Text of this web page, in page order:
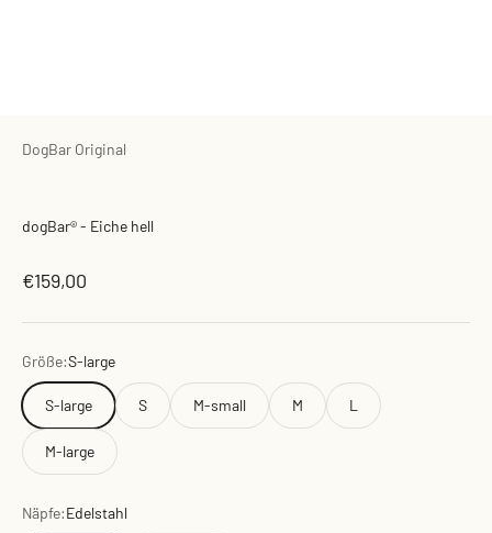
DogBar Original
dogBar® - Eiche hell
Angebot
€159,00
Größe:S-large
S-large S M-small M L
M-large
Näpfe:Edelstahl